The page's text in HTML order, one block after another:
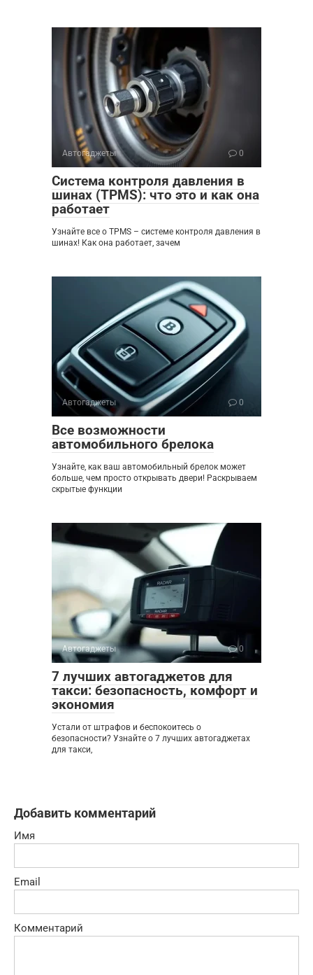
Автогаджеты 0
Система контроля давления в
шинах (TPMS): что это и как она
работает
Узнайте все о TPMS – системе контроля давления в
шинах! Как она работает, зачем
Автогаджеты 0
Все возможности
автомобильного брелока
Узнайте, как ваш автомобильный брелок может
больше, чем просто открывать двери! Раскрываем
скрытые функции
Автогаджеты 0
7 лучших автогаджетов для
такси: безопасность, комфорт и
экономия
Устали от штрафов и беспокоитесь о
безопасности? Узнайте о 7 лучших автогаджетах
для такси,
Добавить комментарий
Имя
Email
Комментарий